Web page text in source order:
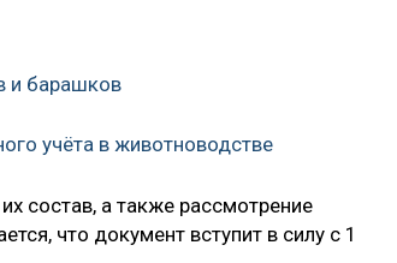
и барашков
учёта в животноводстве
состав, а также рассмотрение
что документ вступит в силу с 1